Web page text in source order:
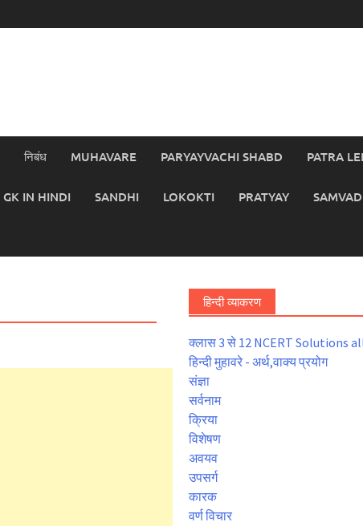
निबंध MUHAVARE PARYAYVACHI SHABD PATRA
GK IN HINDI SANDHI LOKOKTI PRATYAY
हिन्दी व्याकरण
क्लास 3 से 12 NCERT Solutions
हिन्दी मुहावरे - अर्थ,वाक्य प्रयोग
संज्ञा
सर्वनाम
क्रिया
विशेषण
अवयव
उपसर्ग
कारक
वर्ण विचार